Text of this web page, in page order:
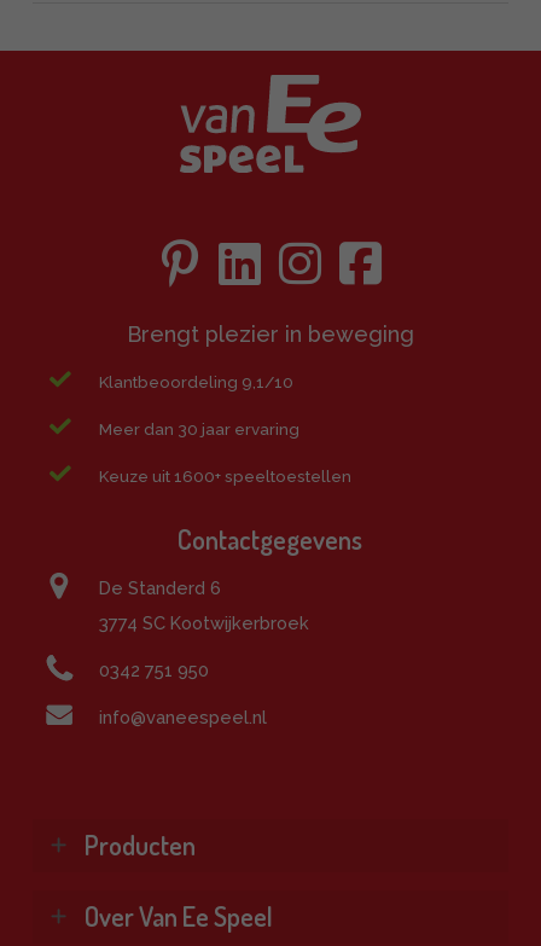
Brengt plezier in beweging
Klantbeoordeling 9,1/10
Meer dan 30 jaar ervaring
Keuze uit 1600+ speeltoestellen
Contactgegevens
De Standerd 6
3774 SC Kootwijkerbroek
0342 751 950
info@vaneespeel.nl
Producten
Klimtoestellen
Over Van Ee Speel